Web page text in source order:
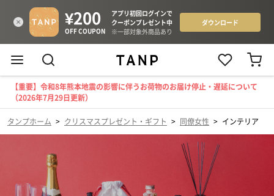
【重要】令和8年熊本地震の影響に伴うお荷物のお届け停止・遅延について
（2026年7月29日更新）
タンプホーム > クリスマスプレゼント・ギフト > 同僚女性 > インテリア